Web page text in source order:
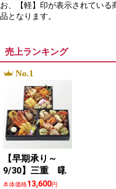
お、【軽】印が表示されている
品となります。
売上ランキング
No.1
【早期承り～
9/30】三重 曙
本体価格13,600円